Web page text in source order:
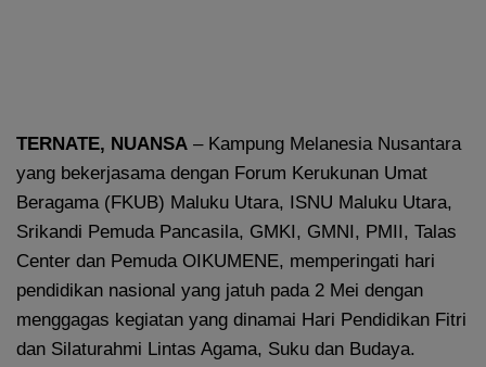
TERNATE, NUANSA – Kampung Melanesia Nusantara
yang bekerjasama dengan Forum Kerukunan Umat
Beragama (FKUB) Maluku Utara, ISNU Maluku Utara,
Srikandi Pemuda Pancasila, GMKI, GMNI, PMII, Talas
Center dan Pemuda OIKUMENE, memperingati hari
pendidikan nasional yang jatuh pada 2 Mei dengan
menggagas kegiatan yang dinamai Hari Pendidikan Fitri
dan Silaturahmi Lintas Agama, Suku dan Budaya.